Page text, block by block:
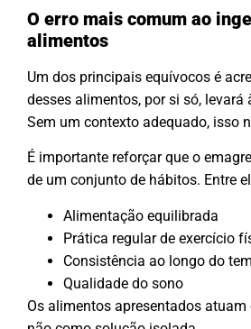
O erro mais comum ao
alimentos
Um dos principais equívocos é
desses alimentos, por si só, levará
Sem um contexto adequado, isso
É importante reforçar que o
de um conjunto de hábitos. Entre
Alimentação equilibrada
Prática regular de exercício
Consistência ao longo do
Qualidade do sono
Os alimentos apresentados